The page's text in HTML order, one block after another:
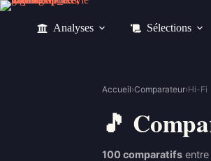
Passer
Analyses Sélections
Accueil›Comparateur›Hi-Fi
🎵
100 comparatifs